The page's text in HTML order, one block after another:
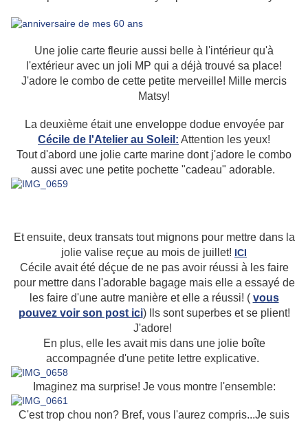
Une jolie carte fleurie aussi belle à l'intérieur qu'à
l'extérieur avec un joli MP qui a déjà trouvé sa place!
J'adore le combo de cette petite merveille! Mille mercis
Matsy!
La deuxième était une enveloppe dodue envoyée par
Cécile de l'Atelier au Soleil: Attention les yeux!
Tout d'abord une jolie carte marine dont j'adore le combo
aussi avec une petite pochette "cadeau" adorable.
Et ensuite, deux transats tout mignons pour mettre dans la
jolie valise reçue au mois de juillet! ICI
Cécile avait été déçue de ne pas avoir réussi à les faire
pour mettre dans l'adorable bagage mais elle a essayé de
les faire d'une autre manière et elle a réussi! ( vous
pouvez voir son post ici) Ils sont superbes et se plient!
J'adore!
En plus, elle les avait mis dans une jolie boîte
accompagnée d'une petite lettre explicative.
Imaginez ma surprise! Je vous montre l'ensemble:
C'est trop chou non? Bref, vous l'aurez compris...Je suis